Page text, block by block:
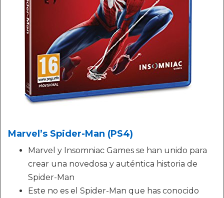
Marvel’s Spider-Man (PS4)
Marvel y Insomniac Games se han unido para
crear una novedosa y auténtica historia de
Spider-Man
Este no es el Spider-Man que has conocido